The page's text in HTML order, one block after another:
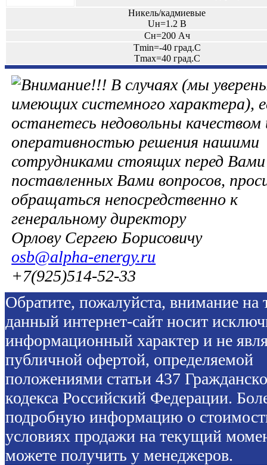
Никель/кадмиевые
Uн=1.2 В
Сн=200 Ач
Tmin=-40 град.С
Tmax=40 град.С
В случаях (мы
имеющих системного характера),
останетесь недовольны качеством
оперативностью решения нашими
сотрудниками стоящих перед Вами
поставленных Вами вопросов,
обращаться непосредственно к
генеральному директору
Орлову Сергею Борисовичу
osb@alpha-energy.ru
+7(925)514-52-33
Обратите, пожалуйста, внимание на
данный интернет-сайт носит
информационный характер и не
публичной офертой, определяемой
положениями статьи 437
кодекса Российский Федерации.
подробную информацию о
условиях продажи на текущий
можете получить у менеджеров.